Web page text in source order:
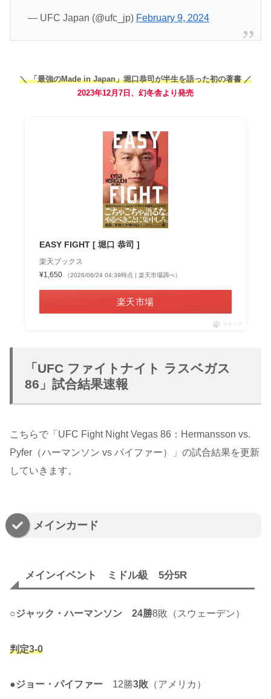
— UFC Japan (@ufc_jp) February 9, 2024
＼ 「最強のMade in Japan」堀口恭司が半生を語った初の著書 ／
2023年12月7日、幻冬舎より発売
EASY FIGHT [ 堀口 恭司 ]
楽天ブックス
¥1,650
（2026/06/24 04:39時点 | 楽天市場調べ）
楽天市場
ポチップ
「UFC ファイトナイト ラスベガス
86」試合結果速報
こちらで「UFC Fight Night Vegas 86：Hermansson vs.
Pyfer（ハーマンソン vs パイファー）」の試合結果を更新
していきます。
メインカード
メインイベント ミドル級 5分5R
○ジャック・ハーマンソン 24勝8敗（スウェーデン）
判定3-0
●ジョー・パイファー 12勝3敗 （アメリカ）